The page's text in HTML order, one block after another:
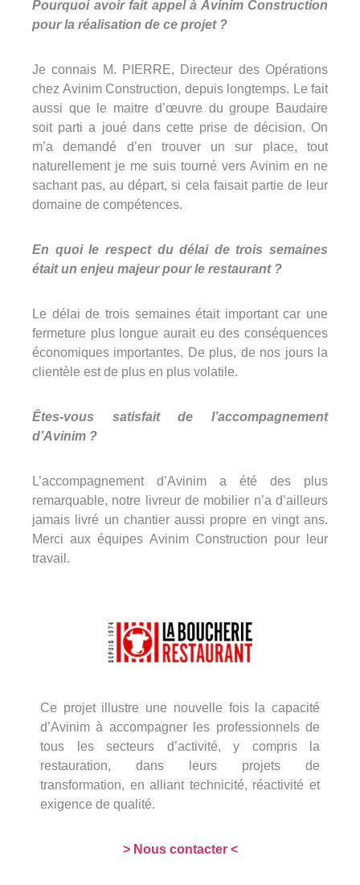
Pourquoi avoir fait appel à Avinim Construction
pour la réalisation de ce projet ?
Je connais M. PIERRE, Directeur des Opérations
chez Avinim Construction, depuis longtemps. Le fait
aussi que le maitre d’œuvre du groupe Baudaire
soit parti a joué dans cette prise de décision. On
m’a demandé d’en trouver un sur place, tout
naturellement je me suis tourné vers Avinim en ne
sachant pas, au départ, si cela faisait partie de leur
domaine de compétences.
En quoi le respect du délai de trois semaines
était un enjeu majeur pour le restaurant ?
Le délai de trois semaines était important car une
fermeture plus longue aurait eu des conséquences
économiques importantes. De plus, de nos jours la
clientèle est de plus en plus volatile.
Êtes-vous satisfait de l’accompagnement
d’Avinim ?
L’accompagnement d’Avinim a été des plus
remarquable, notre livreur de mobilier n’a d’ailleurs
jamais livré un chantier aussi propre en vingt ans.
Merci aux équipes Avinim Construction pour leur
travail.
Ce projet illustre une nouvelle fois la capacité
d’Avinim à accompagner les professionnels de
tous les secteurs d’activité, y compris la
restauration, dans leurs projets de
transformation, en alliant technicité, réactivité et
exigence de qualité.
> Nous contacter <